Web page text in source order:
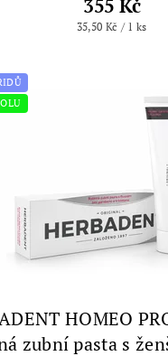
355 Kč
35,50 Kč / 1 ks
HOMEO
zubní pasta s